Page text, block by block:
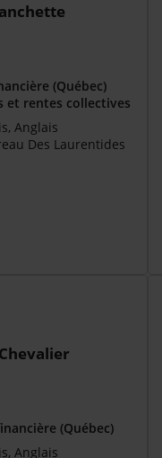
(Québec)
et rentes collectives
Anglais
Des Laurentides
(Québec)
Anglais